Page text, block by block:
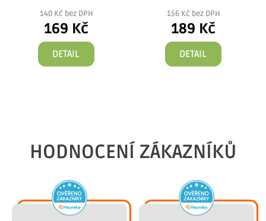
140 Kč bez DPH
169 Kč
DETAIL
156 Kč bez DPH
189 Kč
DETAIL
HODNOCENÍ ZÁKAZNÍKŮ